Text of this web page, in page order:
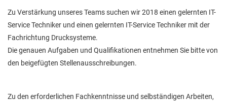
Zu Verstärkung unseres Teams suchen wir 2018 einen gelernten IT-
Service Techniker und einen gelernten IT-Service Techniker mit der
Fachrichtung Drucksysteme.
Die genauen Aufgaben und Qualifikationen entnehmen Sie bitte von
den beigefügten Stellenausschreibungen.
Zu den erforderlichen Fachkenntnisse und selbständigen Arbeiten,